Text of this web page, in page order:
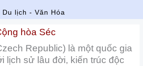
Du lịch - Văn Hóa
hòa Séc
Republic) là một quốc gia
lịch sử lâu đời, kiến trúc độc